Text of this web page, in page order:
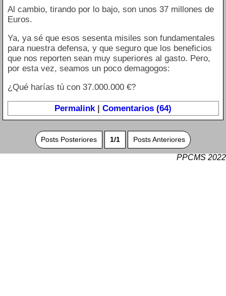
Al cambio, tirando por lo bajo, son unos 37 millones de
Euros.
Ya, ya sé que esos sesenta misiles son fundamentales
para nuestra defensa, y que seguro que los beneficios
que nos reporten sean muy superiores al gasto. Pero,
por esta vez, seamos un poco demagogos:
¿Qué harías tú con 37.000.000 €?
Permalink | Comentarios (64)
Posts Posteriores 1/1 Posts Anteriores
PPCMS 2022